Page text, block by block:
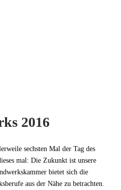
2016
sechsten Mal der Tag des
mal: Die Zukunkt ist unsere
bietet sich die
aus der Nähe zu betrachten.